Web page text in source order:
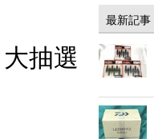
抽選
最新記事